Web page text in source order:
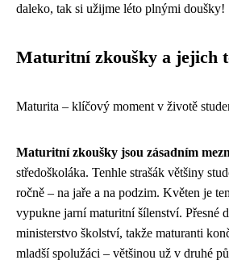
daleko, tak si užijme léto plnými doušky!
Maturitní zkoušky a jejich
Maturita – klíčový moment v životě
Maturitní zkoušky jsou zásadním
středoškoláka. Tenhle strašák většiny
ročně – na jaře a na podzim. Květen je
vypukne jarní maturitní šílenství. Přesné
ministerstvo školství, takže maturanti
mladší spolužáci – většinou už v druhé